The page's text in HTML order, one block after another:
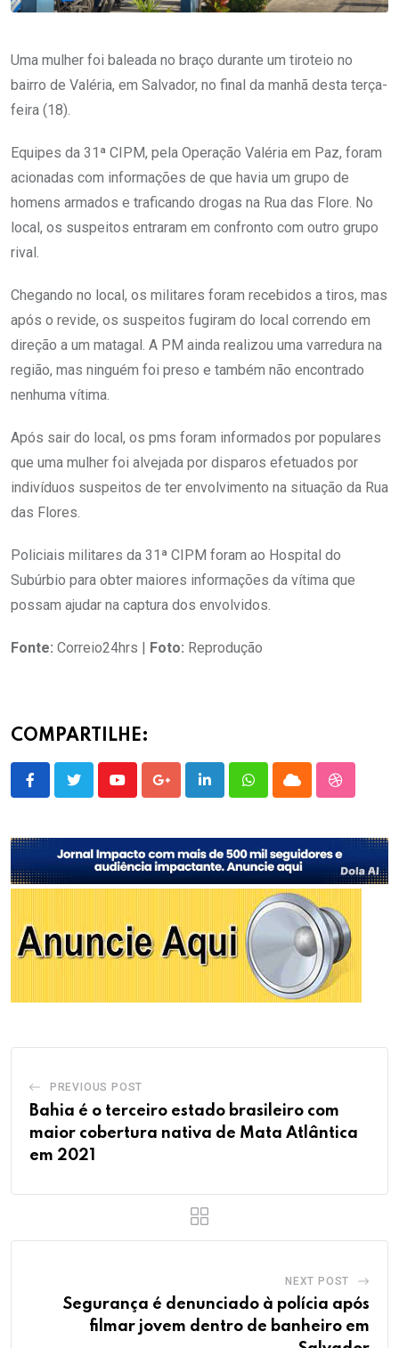
Uma mulher foi baleada no braço durante um tiroteio no
bairro de Valéria, em Salvador, no final da manhã desta terça-
feira (18).
Equipes da 31ª CIPM, pela Operação Valéria em Paz, foram
acionadas com informações de que havia um grupo de
homens armados e traficando drogas na Rua das Flore. No
local, os suspeitos entraram em confronto com outro grupo
rival.
Chegando no local, os militares foram recebidos a tiros, mas
após o revide, os suspeitos fugiram do local correndo em
direção a um matagal. A PM ainda realizou uma varredura na
região, mas ninguém foi preso e também não encontrado
nenhuma vítima.
Após sair do local, os pms foram informados por populares
que uma mulher foi alvejada por disparos efetuados por
indivíduos suspeitos de ter envolvimento na situação da Rua
das Flores.
Policiais militares da 31ª CIPM foram ao Hospital do
Subúrbio para obter maiores informações da vítima que
possam ajudar na captura dos envolvidos.
Fonte: Correio24hrs | Foto: Reprodução
COMPARTILHE:
YoutubeGoogle+LinkedInWhatsappCloud
PREVIOUS POST
Bahia é o terceiro estado brasileiro com
maior cobertura nativa de Mata Atlântica
em 2021
NEXT POST
Segurança é denunciado à polícia após
filmar jovem dentro de banheiro em